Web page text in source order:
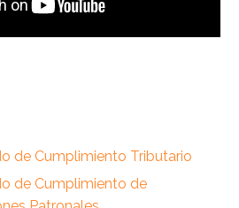
de Cumplimiento Tributario
de Cumplimiento de